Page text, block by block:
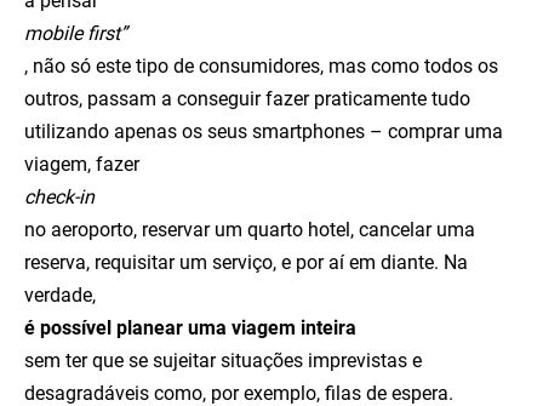
mobile first”
, não só este tipo de consumidores, mas como todos os
outros, passam a conseguir fazer praticamente tudo
utilizando apenas os seus smartphones – comprar uma
viagem, fazer
check-in
no aeroporto, reservar um quarto hotel, cancelar uma
reserva, requisitar um serviço, e por aí em diante. Na
verdade,
é possível planear uma viagem inteira
sem ter que se sujeitar situações imprevistas e
desagradáveis como, por exemplo, filas de espera.